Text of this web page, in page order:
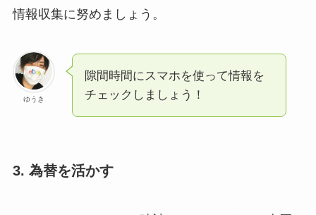
情報収集に努めましょう。
ゆうき
隙間時間にスマホを使って情報を
チェックしましょう！
3. 為替を活かす